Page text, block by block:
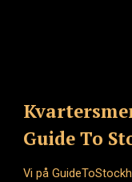
Guide To
Vi på